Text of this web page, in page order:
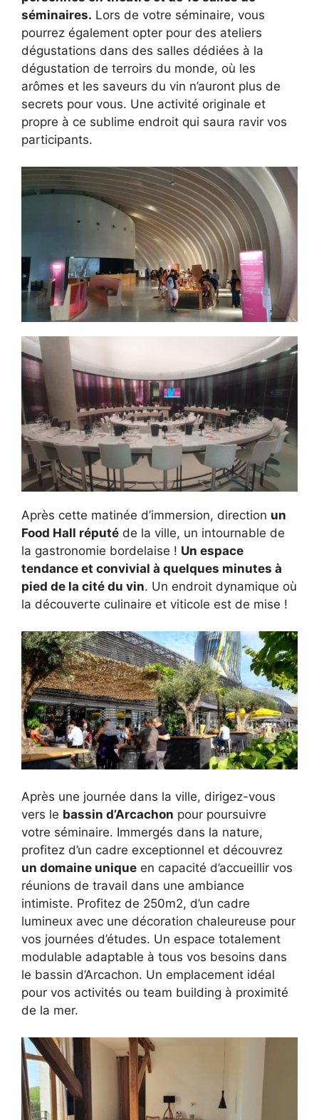
séminaires. Lors de votre séminaire, vous
pourrez également opter pour des ateliers
dégustations dans des salles dédiées à la
dégustation de terroirs du monde, où les
arômes et les saveurs du vin n’auront plus de
secrets pour vous. Une activité originale et
propre à ce sublime endroit qui saura ravir vos
participants.
Après cette matinée d’immersion, direction un
Food Hall réputé de la ville, un intournable de
la gastronomie bordelaise ! Un espace
tendance et convivial à quelques minutes à
pied de la cité du vin. Un endroit dynamique où
la découverte culinaire et viticole est de mise !
Après une journée dans la ville, dirigez-vous
vers le bassin d’Arcachon pour poursuivre
votre séminaire. Immergés dans la nature,
profitez d’un cadre exceptionnel et découvrez
un domaine unique en capacité d’accueillir vos
réunions de travail dans une ambiance
intimiste. Profitez de 250m2, d’un cadre
lumineux avec une décoration chaleureuse pour
vos journées d’études. Un espace totalement
modulable adaptable à tous vos besoins dans
le bassin d’Arcachon. Un emplacement idéal
pour vos activités ou team building à proximité
de la mer.